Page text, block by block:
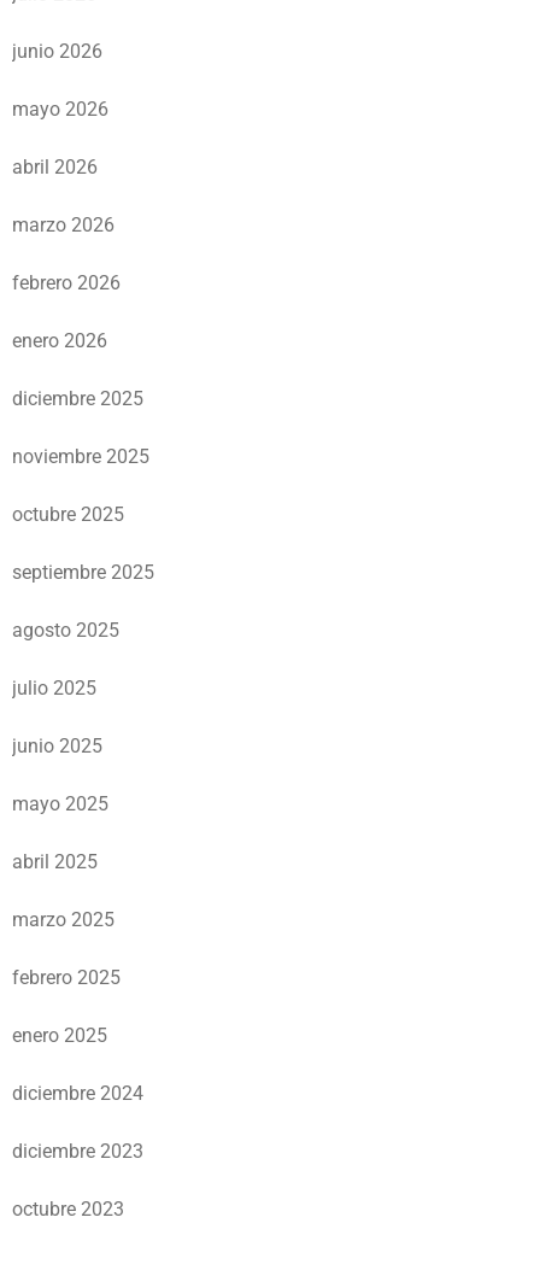
junio 2026
mayo 2026
abril 2026
marzo 2026
febrero 2026
enero 2026
diciembre 2025
noviembre 2025
octubre 2025
septiembre 2025
agosto 2025
julio 2025
junio 2025
mayo 2025
abril 2025
marzo 2025
febrero 2025
enero 2025
diciembre 2024
diciembre 2023
octubre 2023